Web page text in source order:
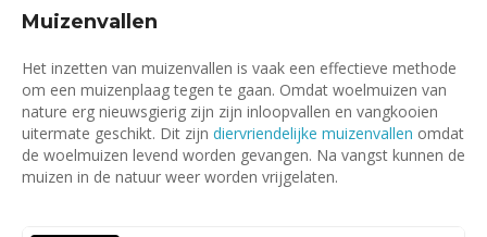
Muizenvallen
Het inzetten van muizenvallen is vaak een effectieve methode
om een muizenplaag tegen te gaan. Omdat woelmuizen van
nature erg nieuwsgierig zijn zijn inloopvallen en vangkooien
uitermate geschikt. Dit zijn diervriendelijke muizenvallen omdat
de woelmuizen levend worden gevangen. Na vangst kunnen de
muizen in de natuur weer worden vrijgelaten.